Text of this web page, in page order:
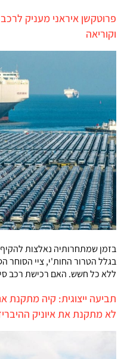
פרוטקשן איראני מעניק לרכב
וקוריאה
בזמן שמתחרותיה נאלצות להקיף
בגלל הטרור החות'י, ציי הסוחר
ללא כל חשש. האם רכישת רכב
תביעה ייצוגית: קיה מתקנת
לא מתקנת את איוניק